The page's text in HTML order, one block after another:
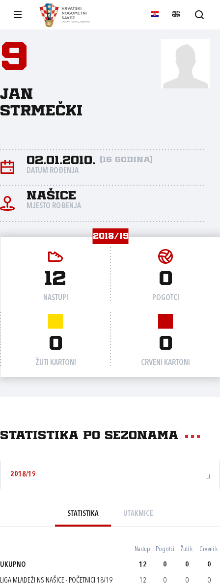
9
Jan
Strmečki
02.01.2010. (16 godina)
DATUM ROĐENJA
Našice
MJESTO ROĐENJA
2018/19
12
NASTUPI
0
POGOTCI
0
ŽUTI KARTONI
0
CRVENI KARTONI
Statistika po sezonama
2018/19
STATISTIKA UTAKMICE
Nastupi Pogotci Žuti k. Crveni k.
UKUPNO 12 0 0 0
LIGA MLADEŽI NS NAŠICE - POČETNICI 18/19 12 0 0 0